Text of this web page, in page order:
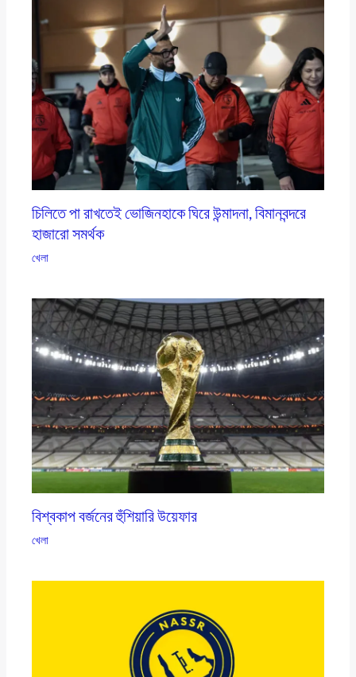
চিলিতে পা রাখতেই ভোজিনহাকে ঘিরে উন্মাদনা, বিমানবন্দরে
হাজারো সমর্থক
খেলা
বিশ্বকাপ বর্জনের হুঁশিয়ারি উয়েফার
খেলা